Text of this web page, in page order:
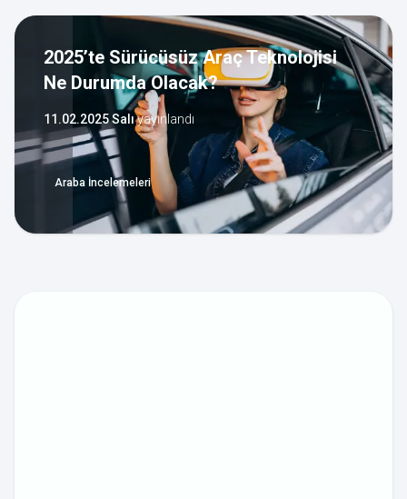
2025’te Sürücüsüz Araç Teknolojisi
Ne Durumda Olacak?
11.02.2025 Salı yayınlandı
Araba İncelemeleri